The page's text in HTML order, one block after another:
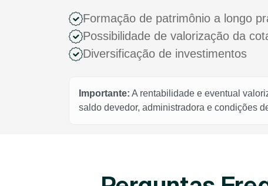
Formação de patrimônio a longo
Possibilidade de valorização da
Diversificação de investimentos
Importante: A rentabilidade e eventual
saldo devedor, administradora e condições